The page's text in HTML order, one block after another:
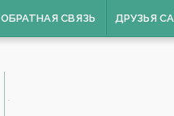
ОБРАТНАЯ СВЯЗЬ ДРУЗЬЯ